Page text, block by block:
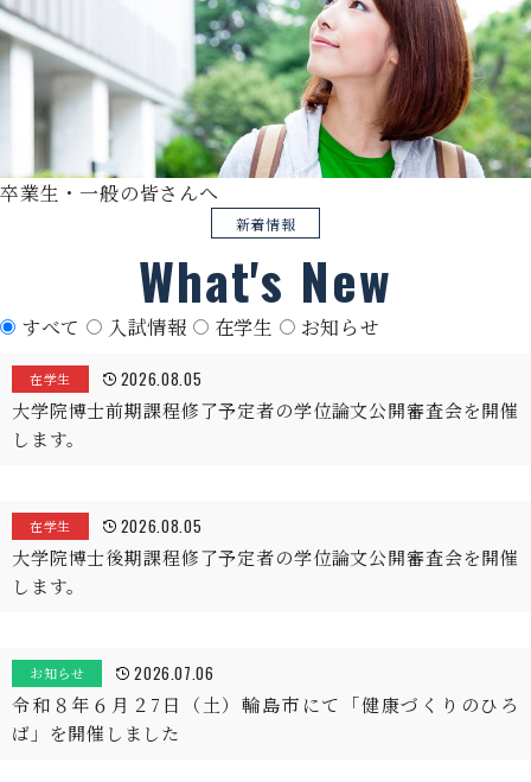
卒業生・一般の皆さんへ
新着情報
What's New
すべて 入試情報 在学生 お知らせ
在学生 2026.08.05
大学院博士前期課程修了予定者の学位論文公開審査会を開催
します。
在学生 2026.08.05
大学院博士後期課程修了予定者の学位論文公開審査会を開催
します。
お知らせ 2026.07.06
令和８年６月２7日（土）輪島市にて「健康づくりのひろ
ば」を開催しました